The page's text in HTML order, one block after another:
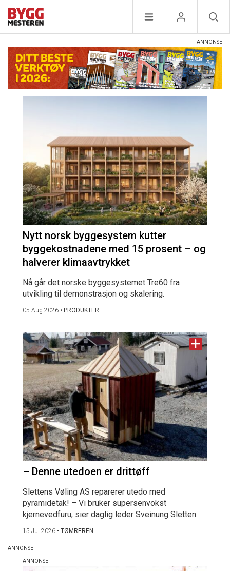
Nytt norsk byggesystem kutter
byggekostnadene med 15 prosent – og
halverer klimaavtrykket
Nå går det norske byggesystemet Tre60 fra
utvikling til demonstrasjon og skalering.
05 Aug 2026 • PRODUKTER
– Denne utedoen er drittøff
Slettens Vøling AS reparerer utedo med
pyramidetak! – Vi bruker supersenvokst
kjernevedfuru, sier daglig leder Sveinung Sletten.
15 Jul 2026 • TØMREREN